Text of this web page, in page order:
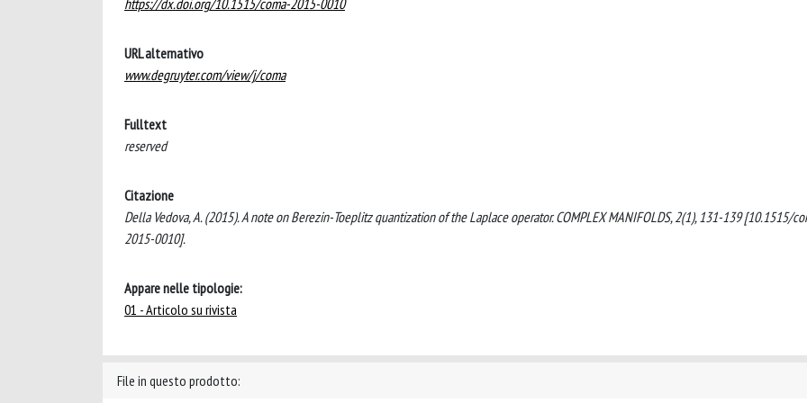
URL alternativo
www.degruyter.com/view/j/coma
Fulltext
reserved
Citazione
Della Vedova, A. (2015). A note on Berezin-Toeplitz quantization of the Laplace operator. COMPLEX MANIFOLDS, 2(1), 131-139 [10.1515/
2015-0010].
Appare nelle tipologie:
01 - Articolo su rivista
File in questo prodotto: